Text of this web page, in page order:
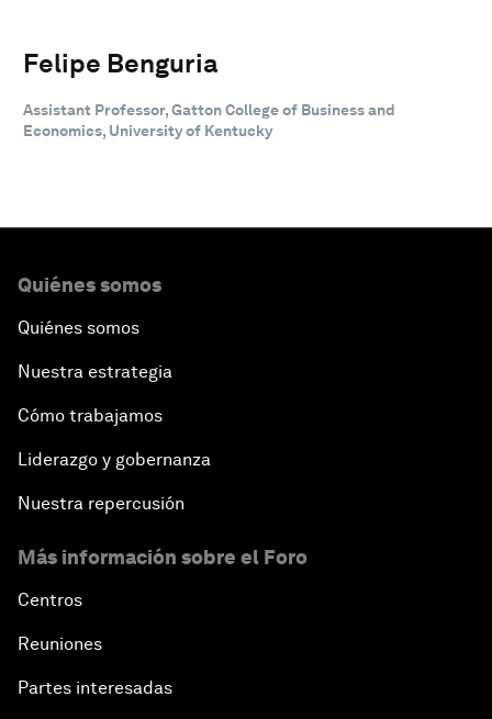
Felipe Benguria
Assistant Professor, Gatton College of Business and
Economics, University of Kentucky
Quiénes somos
Quiénes somos
Nuestra estrategia
Cómo trabajamos
Liderazgo y gobernanza
Nuestra repercusión
Más información sobre el Foro
Centros
Reuniones
Partes interesadas